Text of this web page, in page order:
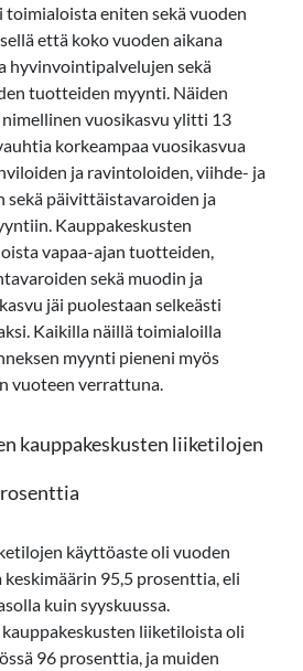
toimialoista eniten sekä vuoden
että koko vuoden aikana
hyvinvointipalvelujen sekä
tuotteiden myynti. Näiden
vuosikasvu ylitti 13
korkeampaa vuosikasvua
ja ravintoloiden, viihde- ja
sekä päivittäistavaroiden ja
Kauppakeskusten
vapaa-ajan tuotteiden,
sekä muodin ja
jäi puolestaan selkeästi
Kaikilla näillä toimialoilla
myynti pieneni myös
vuoteen verrattuna.
kauppakeskusten liiketilojen
käyttöaste oli vuoden
keskimäärin 95,5 prosenttia, eli
kuin syyskuussa.
liiketiloista oli
96 prosenttia, ja muiden